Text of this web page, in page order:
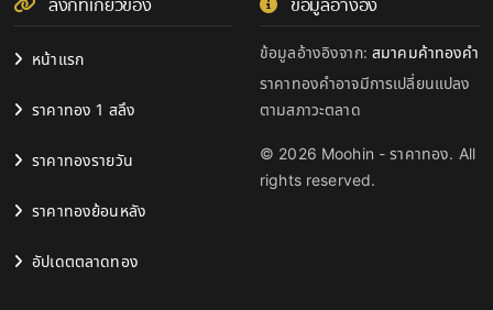
หน้าแรก
ราคาทอง 1 สลึง
ราคาทองรายวัน
ราคาทองย้อนหลัง
อัปเดตตลาดทอง
ข้อมูลอ้างอิงจาก: สมาคมค้าทองคำ
ราคาทองคำอาจมีการเปลี่ยนแปลง
ตามสภาวะตลาด
© 2026 Moohin - ราคาทอง. All
rights reserved.